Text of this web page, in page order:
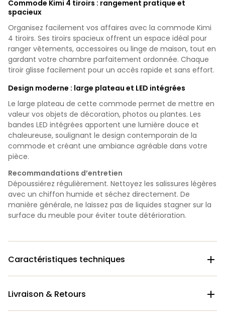
Commode Kimi 4 tiroirs : rangement pratique et
spacieux
Organisez facilement vos affaires avec la commode Kimi
4 tiroirs. Ses tiroirs spacieux offrent un espace idéal pour
ranger vêtements, accessoires ou linge de maison, tout en
gardant votre chambre parfaitement ordonnée. Chaque
tiroir glisse facilement pour un accès rapide et sans effort.
Design moderne : large plateau et LED intégrées
Le large plateau de cette commode permet de mettre en
valeur vos objets de décoration, photos ou plantes. Les
bandes LED intégrées apportent une lumière douce et
chaleureuse, soulignant le design contemporain de la
commode et créant une ambiance agréable dans votre
pièce.
Recommandations d’entretien
Dépoussiérez régulièrement. Nettoyez les salissures légères
avec un chiffon humide et séchez directement. De
manière générale, ne laissez pas de liquides stagner sur la
surface du meuble pour éviter toute détérioration.
Caractéristiques techniques 
Livraison & Retours 